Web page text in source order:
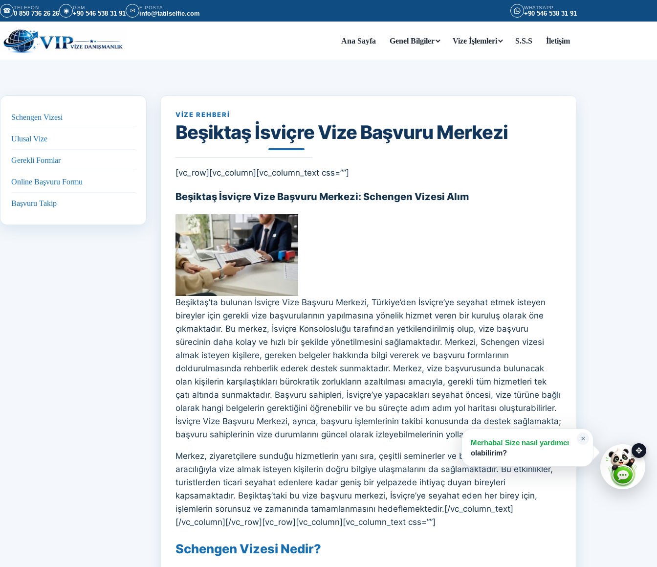
İçeriğe geç
☎ TELEFON
0 850 736 26 26 ◉ GSM
+90 546 538 31 91 ✉ E-POSTA
info@tatilselfie.com
WHATSAPP
+90 546 538 31 91
Ana Sayfa Genel Bilgiler Vize İşlemleri S.S.S İletişim
Schengen Vizesi
Ulusal Vize
Gerekli Formlar
Online Başvuru Formu
Başvuru Takip
VIZE REHBERI
Beşiktaş İsviçre Vize Başvuru Merkezi
[vc_row][vc_column][vc_column_text css=””]
Beşiktaş İsviçre Vize Başvuru Merkezi: Schengen Vizesi Alım
Beşiktaş’ta bulunan İsviçre Vize Başvuru Merkezi, Türkiye’den İsviçre’ye seyahat etmek isteyen
bireyler için gerekli vize başvurularının yapılmasına yönelik hizmet veren bir kuruluş olarak öne
çıkmaktadır. Bu merkez, İsviçre Konsolosluğu tarafından yetkilendirilmiş olup, vize başvuru
sürecinin daha kolay ve hızlı bir şekilde yönetilmesini sağlamaktadır. Merkezi, Schengen vizesi
almak isteyen kişilere, gereken belgeler hakkında bilgi vererek ve başvuru formlarının
doldurulmasında rehberlik ederek destek sunmaktadır. Merkez, vize başvurusunda bulunacak
olan kişilerin karşılaştıkları bürokratik zorlukların azaltılması amacıyla, gerekli tüm hizmetleri tek
çatı altında sunmaktadır. Başvuru sahipleri, İsviçre’ye yapacakları seyahat öncesi, vize türüne bağlı
olarak hangi belgelerin gerektiğini öğrenebilir ve bu süreçte adım adım yol haritası oluşturabilirler.
İsviçre Vize Başvuru Merkezi, ayrıca, başvuru işlemlerinin takibi konusunda da destek sağlamakta;
başvuru sahiplerinin vize durumlarını güncel olarak izleyebilmelerinin yollarını sunmaktadır.
Merkez, ziyaretçilere sunduğu hizmetlerin yanı sıra, çeşitli seminerler ve bilgilendirme toplantıları
aracılığıyla vize almak isteyen kişilerin doğru bilgiye ulaşmalarını da sağlamaktadır. Bu etkinlikler,
turistlerden ticari seyahat edenlere kadar geniş bir yelpazede ihtiyaç duyan bireyleri
kapsamaktadır. Beşiktaş’taki bu vize başvuru merkezi, İsviçre’ye seyahat eden her birey için,
işlemlerin sorunsuz ve zamanında tamamlanmasını hedeflemektedir.[/vc_column_text]
[/vc_column][/vc_row][vc_row][vc_column][vc_column_text css=””]
Schengen Vizesi Nedir?
Merhaba! Size nasıl yardımcı
olabilirim?
×
✥